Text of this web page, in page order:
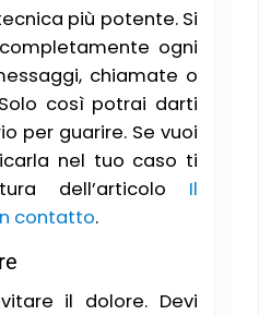
più potente. Si
ogni
chiamate o
così potrai darti
per guarire​. Se vuoi
nel tuo caso ti
dell’articolo Il
contatto.
il dolore. Devi